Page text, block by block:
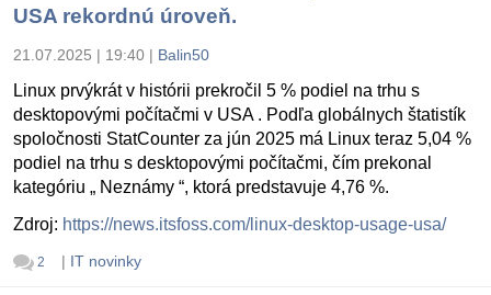
USA rekordnú úroveň.
21.07.2025 | 19:40 | Balin50
Linux prvýkrát v histórii prekročil 5 % podiel na trhu s
desktopovými počítačmi v USA . Podľa globálnych štatistík
spoločnosti StatCounter za jún 2025 má Linux teraz 5,04 %
podiel na trhu s desktopovými počítačmi, čím prekonal
kategóriu „ Neznámy “, ktorá predstavuje 4,76 %.
Zdroj: https://news.itsfoss.com/linux-desktop-usage-usa/
2 | IT novinky